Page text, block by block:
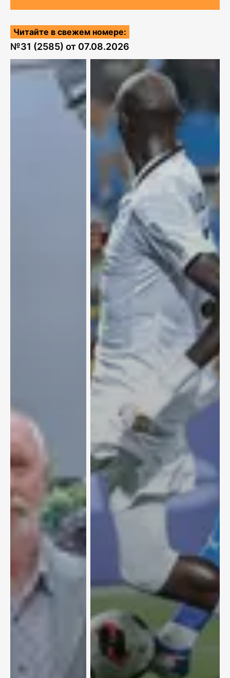
Читайте в свежем номере:
№31 (2585) от 07.08.2026